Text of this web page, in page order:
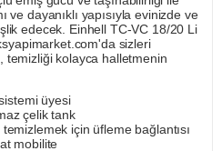
ve dayanıklı yapısıyla evinizde ve
edecek. Einhell TC-VC 18/20 Li
sizleri
temizliği kolayca halletmenin
üyesi
çelik tank
temizlemek için üfleme bağlantısı
mobilite